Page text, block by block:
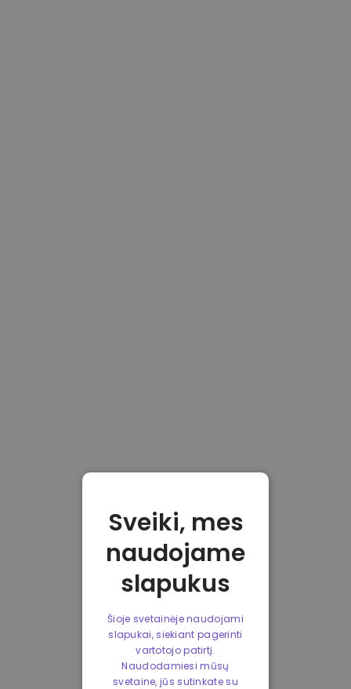
Sveiki, mes
naudojame
slapukus
Šioje svetainėje naudojami
slapukai, siekiant pagerinti
vartotojo patirtį.
Naudodamiesi mūsų
svetaine, jūs sutinkate su